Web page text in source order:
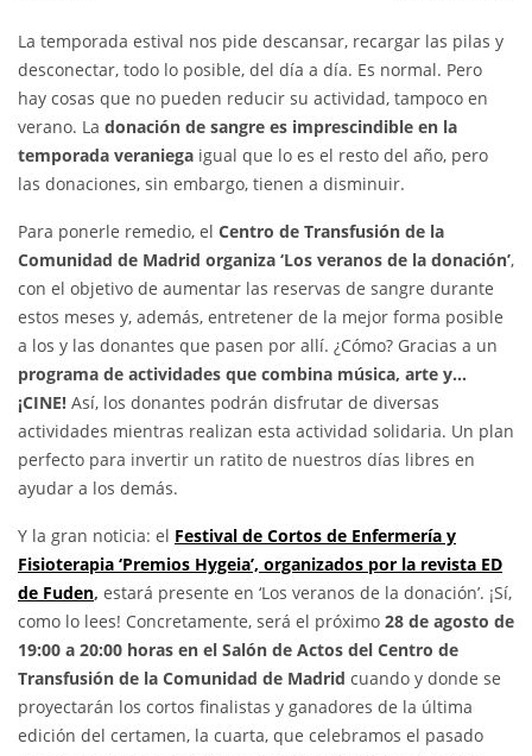
La temporada estival nos pide descansar, recargar las pilas y
desconectar, todo lo posible, del día a día. Es normal. Pero
hay cosas que no pueden reducir su actividad, tampoco en
verano. La donación de sangre es imprescindible en la
temporada veraniega igual que lo es el resto del año, pero
las donaciones, sin embargo, tienen a disminuir.
Para ponerle remedio, el Centro de Transfusión de la
Comunidad de Madrid organiza ‘Los veranos de la donación’,
con el objetivo de aumentar las reservas de sangre durante
estos meses y, además, entretener de la mejor forma posible
a los y las donantes que pasen por allí. ¿Cómo? Gracias a un
programa de actividades que combina música, arte y…
¡CINE! Así, los donantes podrán disfrutar de diversas
actividades mientras realizan esta actividad solidaria. Un plan
perfecto para invertir un ratito de nuestros días libres en
ayudar a los demás.
Y la gran noticia: el Festival de Cortos de Enfermería y
Fisioterapia ‘Premios Hygeia’, organizados por la revista ED
de Fuden, estará presente en ‘Los veranos de la donación’. ¡Sí,
como lo lees! Concretamente, será el próximo 28 de agosto de
19:00 a 20:00 horas en el Salón de Actos del Centro de
Transfusión de la Comunidad de Madrid cuando y donde se
proyectarán los cortos finalistas y ganadores de la última
edición del certamen, la cuarta, que celebramos el pasado